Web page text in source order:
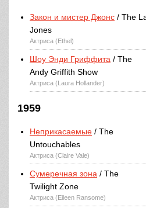
Закон и мистер Джонс / The
Jones
Актриса (Ethel)
Шоу Энди Гриффита / The
Andy Griffith Show
Актриса (Laura Hollander)
1959
Неприкасаемые / The
Untouchables
Актриса (Claire Vale)
Сумеречная зона / The
Twilight Zone
Актриса (Eileen Ransome)